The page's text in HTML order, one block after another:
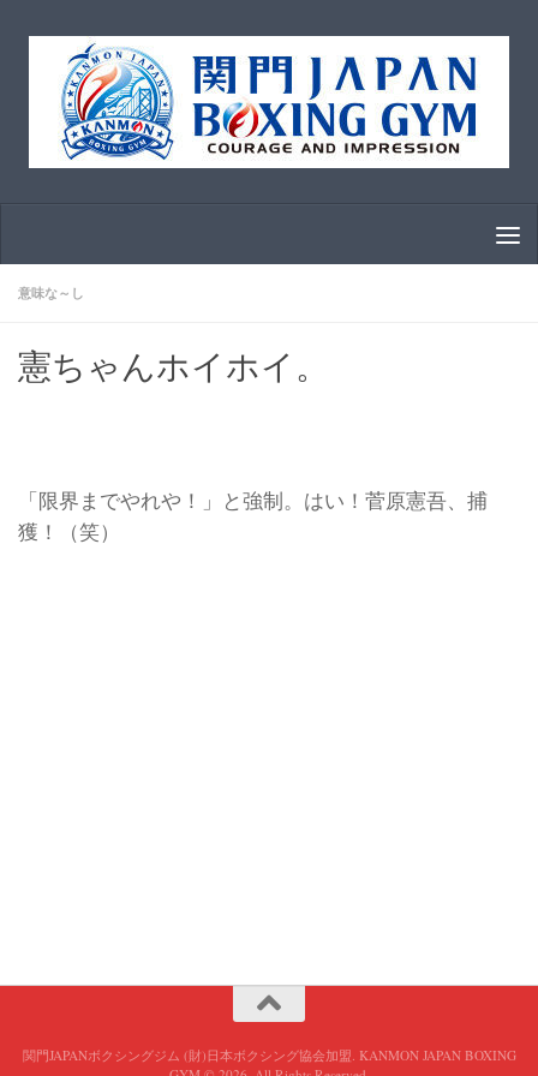
コンテンツへスキップ
意味な～し
憲ちゃんホイホイ。
「限界までやれや！」と強制。はい！菅原憲吾、捕
獲！（笑）
関門JAPANボクシングジム (財)日本ボクシング協会加盟. KANMON JAPAN BOXING